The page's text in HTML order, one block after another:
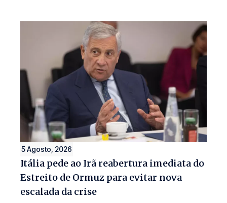
5 Agosto, 2026
Itália pede ao Irã reabertura imediata do
Estreito de Ormuz para evitar nova
escalada da crise